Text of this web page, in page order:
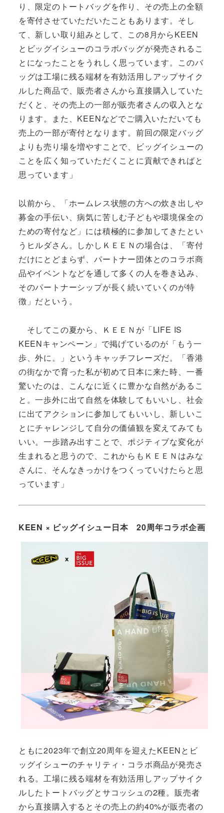
り、限定のトートバッグを作り、その売上の全額
を寄付させていただいたこともあります。そし
て、新しい取り組みとして、この8月からKEEN
とビッグイシューのコラボバッグが発売されるこ
とになったことをうれしく思っています。このバ
ッグは工場に残る端材を有効活用しアップサイク
ルした商品で、販売者さんから直接購入していた
だくと、その売上の一部が販売者さんの収入とな
ります。また、KEENなどでご購入いただいても
売上の一部が寄付となります。前回の限定バッグ
よりも売り場を増やすことで、ビッグイシューの
ことを広く知っていただくことに貢献できればと
思っています」
以前から、「ホームレス状態の方への炊き出しや
募金の手伝い、病気に苦しむ子どもや環境保全の
ための寄付など」には積極的に参加してきたとい
うヒルダさん。しかしＫＥＥＮの場合は、「寄付
だけにとどまらず、パートナー団体とのコラボ商
品やイベントなどを通して多くの人を巻き込み、
そのパートナーシップが長く続いていくのが特
徴」だという。
そしてこの夏から、ＫＥＥＮが「LIFE IS
KEENキャンペーン」で掲げているのが「もう一
歩、外に。」というキャッチフレーズだ。「香港
の街なかで育った私が初めて日本に来た時、一番
驚いたのは、こんなに近くに豊かな自然があるこ
と。一歩外に出て自然を体験してもいいし、社会
に出てアクションに参加してもいいし、新しいこ
とにチャレンジして自分の価値観を変えてみても
いい。一歩踏み出すことで、ポジティブな変化が
生まれると思うので、これからもＫＥＥＮはみな
さんに、そんなきっかけをつくっていけたらと思
っています」
KEEN × ビッグイシュー日本 20周年コラボ企画
ともに2023年で創立20周年を迎えたKEENとビ
ッグイシューのチャリティ・コラボ商品が発売さ
れる。工場に残る端材を有効活用しアップサイク
ルしたトートバッグとサコッシュの2種。販売者
から直接購入するとその売上の約40%が販売者の